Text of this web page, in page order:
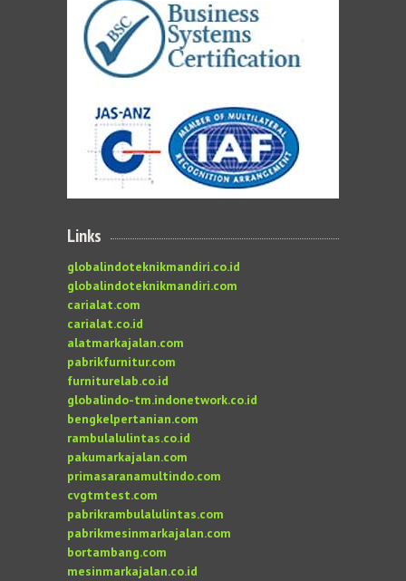
Links
globalindoteknikmandiri.co.id
globalindoteknikmandiri.com
carialat.com
carialat.co.id
alatmarkajalan.com
pabrikfurnitur.com
furniturelab.co.id
globalindo-tm.indonetwork.co.id
bengkelpertanian.com
rambulalulintas.co.id
pakumarkajalan.com
primasaranamultindo.com
cvgtmtest.com
pabrikrambulalulintas.com
pabrikmesinmarkajalan.com
bortambang.com
mesinmarkajalan.co.id